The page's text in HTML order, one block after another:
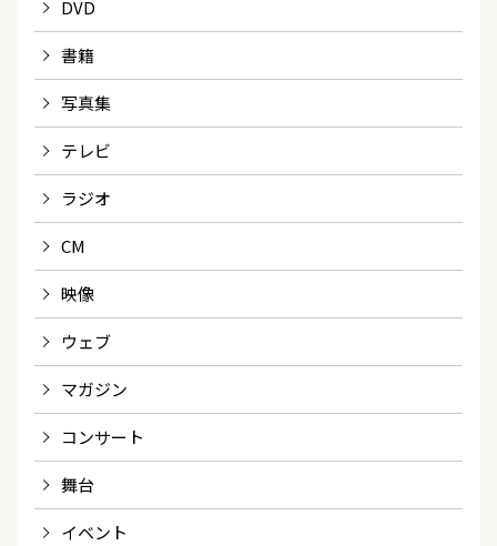
DVD
書籍
写真集
テレビ
ラジオ
CM
映像
ウェブ
マガジン
コンサート
舞台
イベント